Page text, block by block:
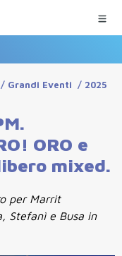
/ Grandi Eventi / 2025
ORO e
mixed.
per Marrit
Stefanì e Busa in